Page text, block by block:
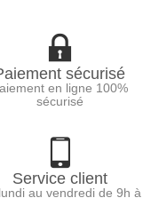
sécurisé
en ligne 100%
sécurisé
Service client
au vendredi de 9h à